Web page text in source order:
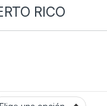
RICO
de